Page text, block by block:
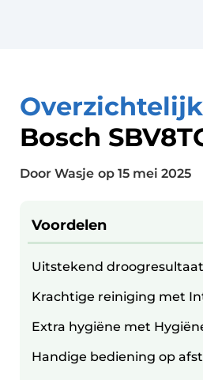
Overzichtelijk
Bosch
Door Wasje op 15 mei 2025
Voordelen
Uitstekend
Krachtige reiniging met
Extra hygiëne met
Handige bediening op